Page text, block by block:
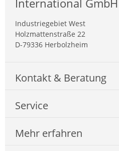
International GmbH
Industriegebiet West
Holzmattenstraße 22
D-79336 Herbolzheim
Kontakt & Beratung
Service
Mehr erfahren